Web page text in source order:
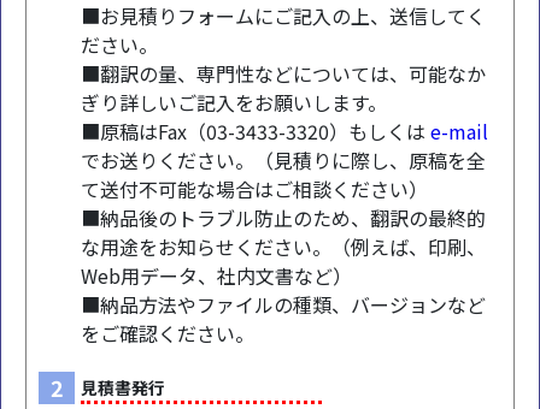
■お見積りフォームにご記入の上、送信してく
ださい。
■翻訳の量、専門性などについては、可能なか
ぎり詳しいご記入をお願いします。
■原稿はFax（03-3433-3320）もしくは e-mail
でお送りください。（見積りに際し、原稿を全
て送付不可能な場合はご相談ください）
■納品後のトラブル防止のため、翻訳の最終的
な用途をお知らせください。（例えば、印刷、
Web用データ、社内文書など）
■納品方法やファイルの種類、バージョンなど
をご確認ください。
2 見積書発行